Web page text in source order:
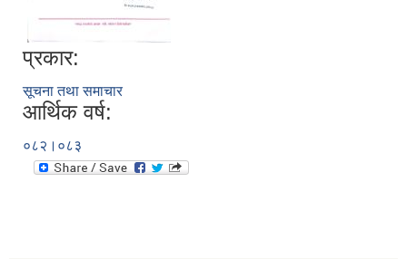
प्रकार:
सूचना तथा समाचार
आर्थिक वर्ष:
०८२।०८३